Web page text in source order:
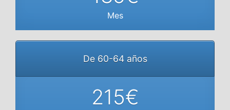
Mes
De 60-64 años
215€